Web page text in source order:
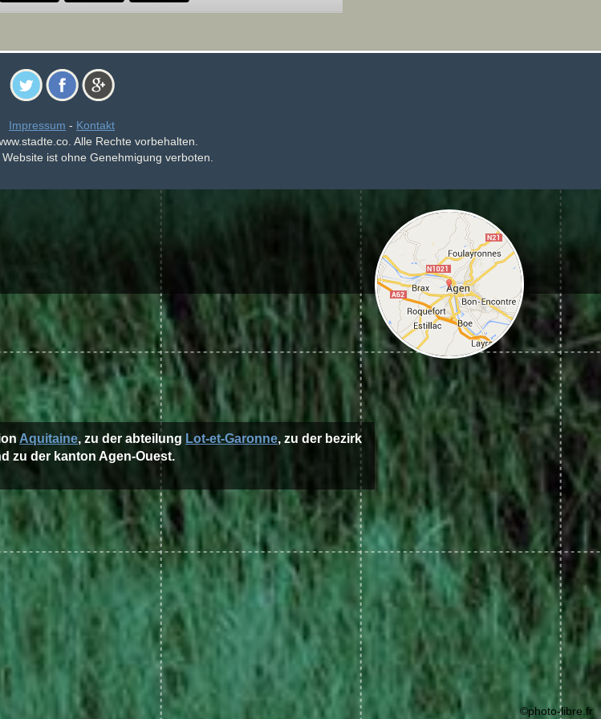
Impressum - Kontakt
Alle Rechte vorbehalten.
ist ohne Genehmigung verboten.
Aquitaine, zu der abteilung Lot-et-Garonne, zu der bezirk
zu der kanton Agen-Ouest.
©photo-libre.fr